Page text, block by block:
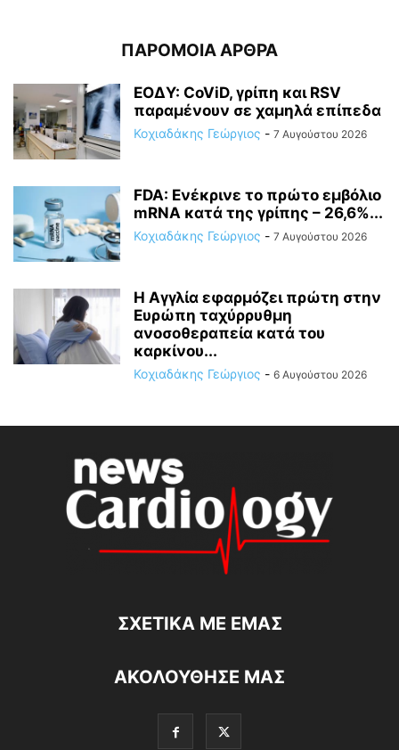
ΠΑΡΟΜΟΙΑ ΑΡΘΡΑ
ΕΟΔΥ: CoViD, γρίπη και RSV
παραμένουν σε χαμηλά επίπεδα
Κοχιαδάκης Γεώργιος - 7 Αυγούστου 2026
FDA: Ενέκρινε το πρώτο εμβόλιο
mRNA κατά της γρίπης – 26,6%...
Κοχιαδάκης Γεώργιος - 7 Αυγούστου 2026
Η Αγγλία εφαρμόζει πρώτη στην
Ευρώπη ταχύρρυθμη
ανοσοθεραπεία κατά του
καρκίνου...
Κοχιαδάκης Γεώργιος - 6 Αυγούστου 2026
ΣΧΕΤΙΚΆ ΜΕ ΕΜΆΣ
ΑΚΟΛΟΥΘΗΣΕ ΜΑΣ